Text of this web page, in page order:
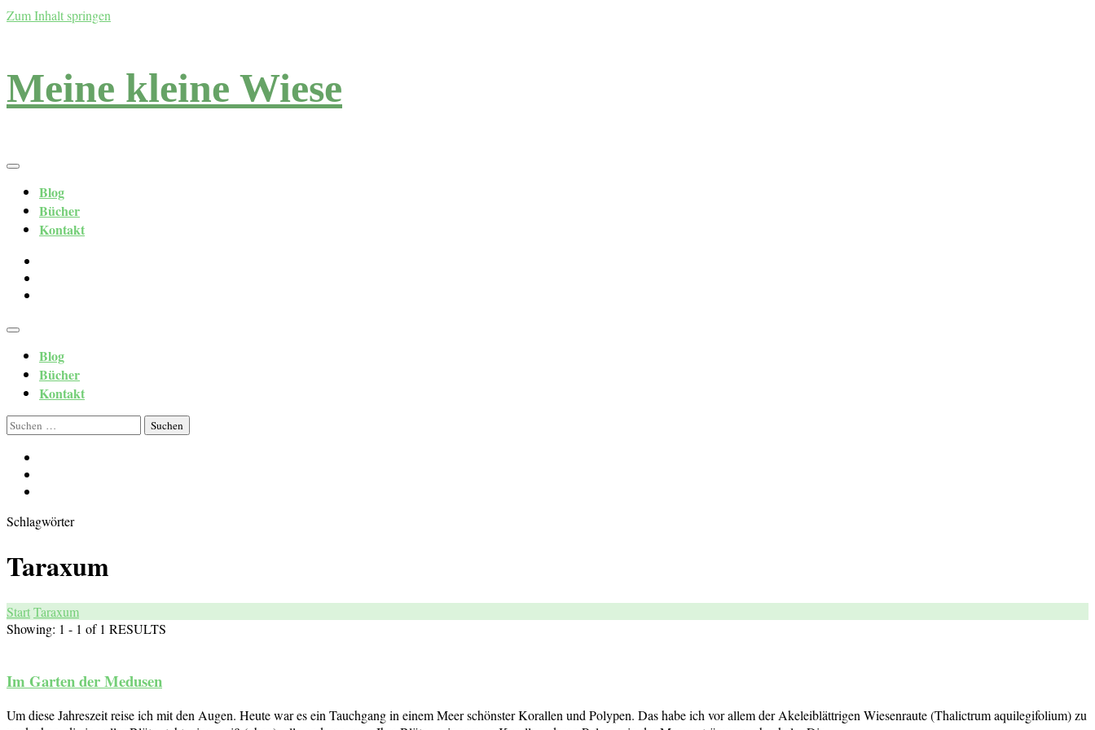
Zum Inhalt springen
Meine kleine Wiese
Blog
Bücher
Kontakt
Blog
Bücher
Kontakt
Suchen
nach:
Schlagwörter
Taraxum
StartTaraxum
Showing: 1 - 1 of 1 RESULTS
Im Garten der Medusen
Um diese Jahreszeit reise ich mit den Augen. Heute war es ein Tauchgang in einem Meer schönster Korallen und Polypen. Das habe ich vor allem der Akeleiblättrigen Wiesenraute (Thalictrum aquilegifolium) zu